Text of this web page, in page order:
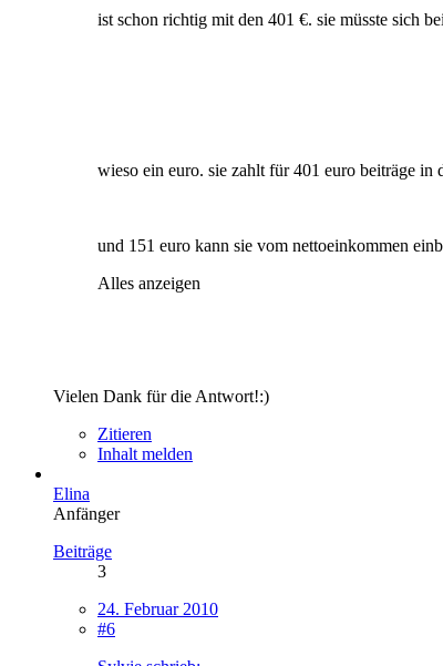
ist schon richtig mit den 401 €. sie müsste sich
wieso ein euro. sie zahlt für 401 euro beiträge in
und 151 euro kann sie vom nettoeinkommen
Alles anzeigen
Vielen Dank für die Antwort!:)
Zitieren
Inhalt melden
Elina
Anfänger
Beiträge
3
24. Februar 2010
#6